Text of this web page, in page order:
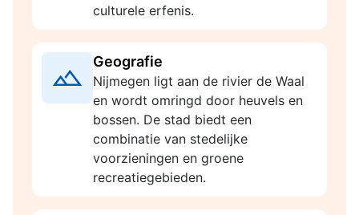
culturele erfenis.
Geografie
Nijmegen ligt aan de rivier de Waal
en wordt omringd door heuvels en
bossen. De stad biedt een
combinatie van stedelijke
voorzieningen en groene
recreatiegebieden.